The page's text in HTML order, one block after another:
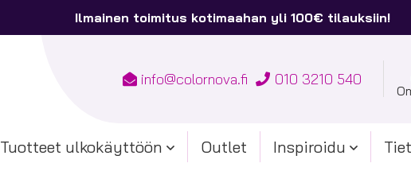
Ilmainen toimitus kotimaahan yli 100€ tilauksiin!
info@colornova.fi 010 3210 540
Tuotteet ulkokäyttöön Outlet Inspiroidu